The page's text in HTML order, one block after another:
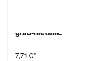
grau-metallic
7,71 €*